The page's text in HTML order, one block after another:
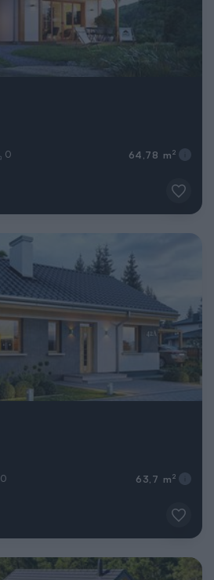
0 64,78 m 2
0 63,7 m 2